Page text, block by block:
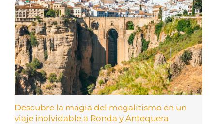
Descubre la magia del megalitismo en un
viaje inolvidable a Ronda y Antequera